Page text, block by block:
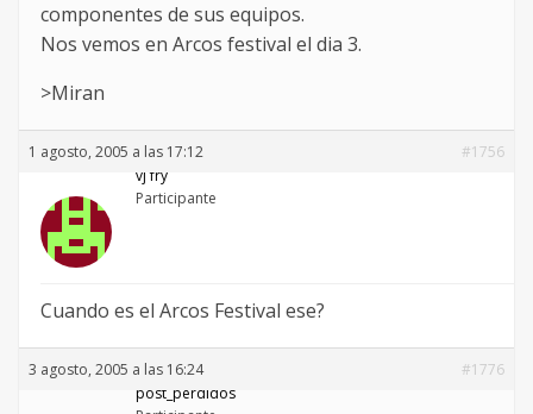
componentes de sus equipos.
Nos vemos en Arcos festival el dia 3.
>Miran
1 agosto, 2005 a las 17:12
#1756
vj fry
Participante
Cuando es el Arcos Festival ese?
3 agosto, 2005 a las 16:24
#1776
post_perdidos